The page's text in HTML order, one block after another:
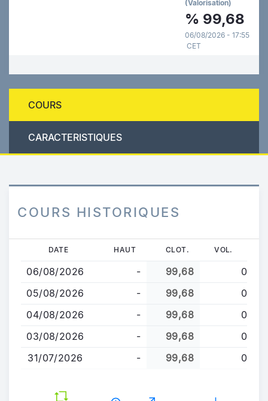
(Valorisation)
% 99,68
06/08/2026 - 17:55
CET
COURS
CARACTERISTIQUES
COURS HISTORIQUES
contenu
principal
DATE HAUT CLOT. VOL.
06/08/2026 - 99,68
0
05/08/2026
- 99,68
0
04/08/2026
- 99,68
0
03/08/2026
- 99,68
0
31/07/2026
- 99,68 0